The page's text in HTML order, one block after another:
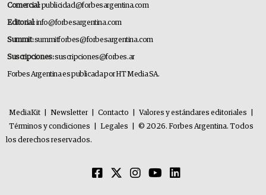
Comercial:publicidad@forbesargentina.com
Editorial:info@forbesargentina.com
Summit:summitforbes@forbesargentina.com
Suscripciones:suscripciones@forbes.ar
Forbes Argentina es publicada por HT Media SA.
MediaKit Newsletter Contacto Valores y estándares editoriales
Términos y condiciones
Legales
© 2026. Forbes Argentina. Todos
los derechos reservados.